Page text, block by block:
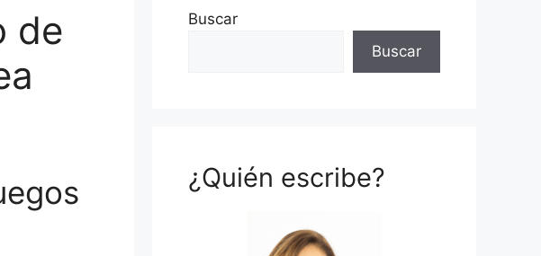
de
Buscar
Buscar
¿Quién escribe?